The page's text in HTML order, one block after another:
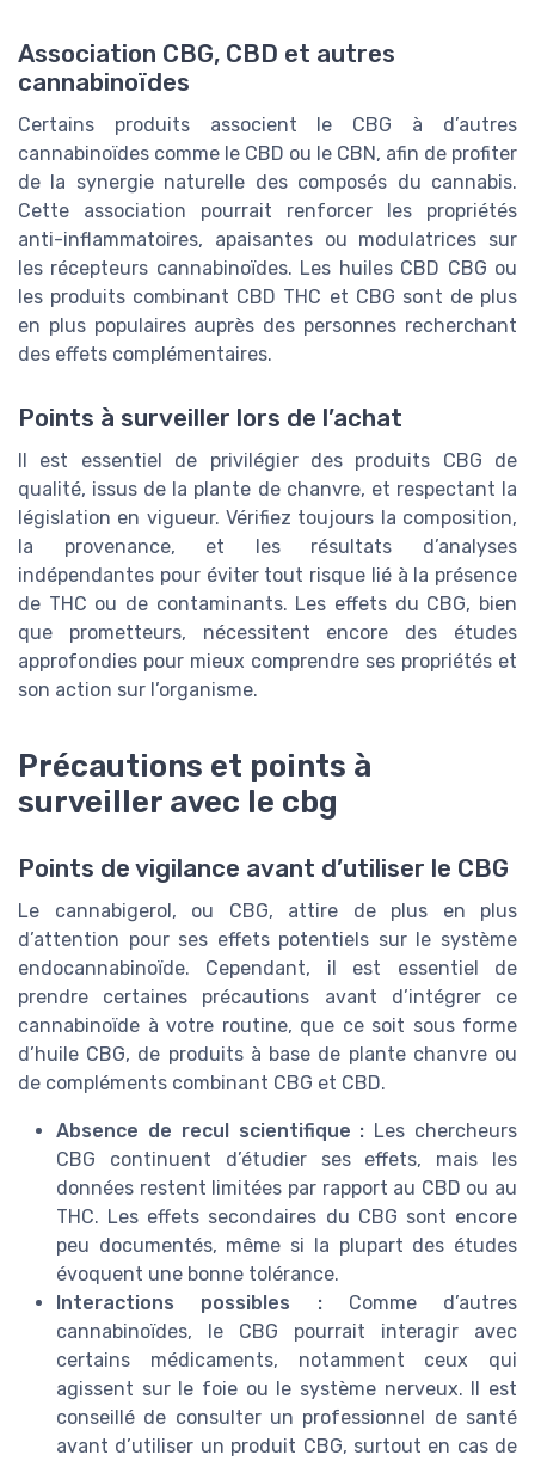
Association CBG, CBD et autres
cannabinoïdes
Certains produits associent le CBG à d’autres
cannabinoïdes comme le CBD ou le CBN, afin de profiter
de la synergie naturelle des composés du cannabis.
Cette association pourrait renforcer les propriétés
anti-inflammatoires, apaisantes ou modulatrices sur
les récepteurs cannabinoïdes. Les huiles CBD CBG ou
les produits combinant CBD THC et CBG sont de plus
en plus populaires auprès des personnes recherchant
des effets complémentaires.
Points à surveiller lors de l’achat
Il est essentiel de privilégier des produits CBG de
qualité, issus de la plante de chanvre, et respectant la
législation en vigueur. Vérifiez toujours la composition,
la provenance, et les résultats d’analyses
indépendantes pour éviter tout risque lié à la présence
de THC ou de contaminants. Les effets du CBG, bien
que prometteurs, nécessitent encore des études
approfondies pour mieux comprendre ses propriétés et
son action sur l’organisme.
Précautions et points à
surveiller avec le cbg
Points de vigilance avant d’utiliser le CBG
Le cannabigerol, ou CBG, attire de plus en plus
d’attention pour ses effets potentiels sur le système
endocannabinoïde. Cependant, il est essentiel de
prendre certaines précautions avant d’intégrer ce
cannabinoïde à votre routine, que ce soit sous forme
d’huile CBG, de produits à base de plante chanvre ou
de compléments combinant CBG et CBD.
Absence de recul scientifique : Les chercheurs
CBG continuent d’étudier ses effets, mais les
données restent limitées par rapport au CBD ou au
THC. Les effets secondaires du CBG sont encore
peu documentés, même si la plupart des études
évoquent une bonne tolérance.
Interactions possibles :Comme d’autres
cannabinoïdes, le CBG pourrait interagir avec
certains médicaments, notamment ceux qui
agissent sur le foie ou le système nerveux. Il est
conseillé de consulter un professionnel de santé
avant d’utiliser un produit CBG, surtout en cas de